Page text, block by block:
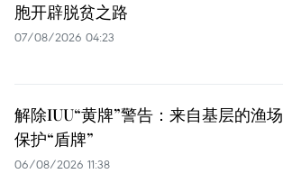
胞开辟脱贫之路
07/08/2026 04:23
解除IUU“黄牌”警告：来自基层的渔场
保护“盾牌”
06/08/2026 11:38